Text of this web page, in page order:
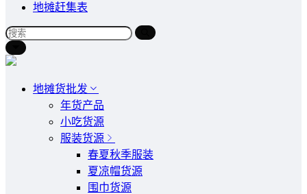
地摊赶集表
地摊货批发
年货产品
小吃货源
服装货源
春夏秋季服装
夏凉帽货源
围巾货源